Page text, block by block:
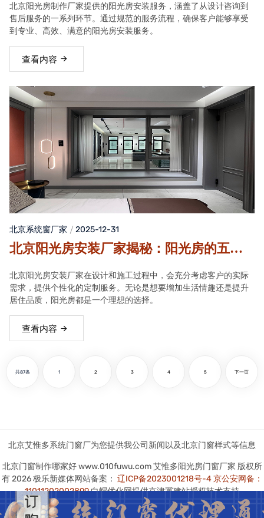
北京阳光房制作厂家提供的阳光房安装服务，涵盖了从设计咨询到
售后服务的一系列环节。通过规范的服务流程，确保客户能够享受
到专业、高效、满意的阳光房安装服务。
查看内容
北京系统窗厂家 2025-12-31
北京阳光房安装厂家揭秘：阳光房的五大
北京阳光房安装厂家在设计和施工过程中，会充分考虑客户的实际
需求，提供个性化的定制服务。无论是想要增加生活情趣还是提升
居住品质，阳光房都是一个理想的选择。
查看内容
共87条 1 2 3 4 5 下一页
北京艾惟多系统门窗厂为您提供我公司新闻以及北京门窗样式等信息
北京门窗制作哪家好 www.010fuwu.com 艾惟多阳光房门窗厂家 版权所
有 2026 极乐新媒体网站备案： 辽ICP备2023001218号-4 京公安网备：
11011202002899白帽优化网提供京津冀建站授权技术支持
本站图版文字视频这类版权声明：艾惟多无法鉴别所上传图片文字视频等
知识版权，如果涉猎侵犯版权或违法内容，请及时通知联系普法志愿服务